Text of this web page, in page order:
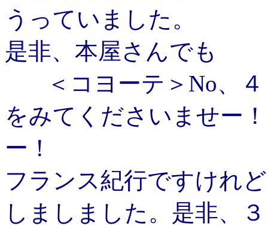
うっていました。
是非、本屋さんでも
＜コヨーテ＞ No、
をみてくださいませー
ー！
フランス紀行ですけれ
しましました。是非、